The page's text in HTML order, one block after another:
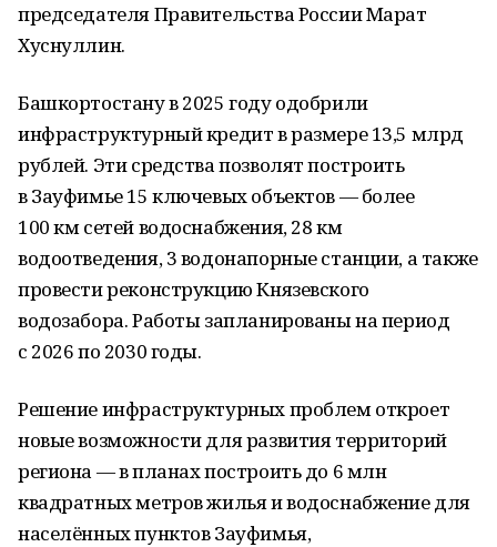
председателя Правительства России Марат
Хуснуллин.
Башкортостану в 2025 году одобрили
инфраструктурный кредит в размере 13,5 млрд
рублей. Эти средства позволят построить
в Зауфимье 15 ключевых объектов — более
100 км сетей водоснабжения, 28 км
водоотведения, 3 водонапорные станции, а также
провести реконструкцию Князевского
водозабора. Работы запланированы на период
с 2026 по 2030 годы.
Решение инфраструктурных проблем откроет
новые возможности для развития территорий
региона — в планах построить до 6 млн
квадратных метров жилья и водоснабжение для
населённых пунктов Зауфимья,